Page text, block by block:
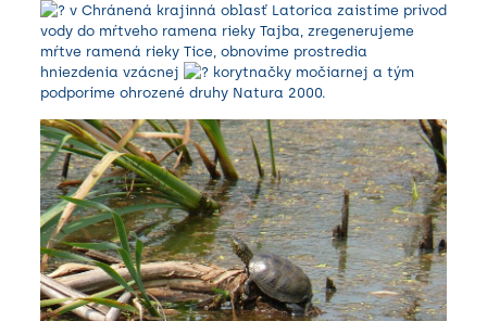
v Chránená krajinná oblasť Latorica zaistíme prívod
vody do mŕtveho ramena rieky Tajba, zregenerujeme
mŕtve ramená rieky Tice, obnovíme prostredia
hniezdenia vzácnej
korytnačky močiarnej a tým
podporíme ohrozené druhy Natura 2000.